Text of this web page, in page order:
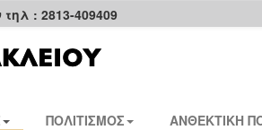
: 2813-409409
ΠΟΛΙΤΙΣΜΟΣ ΑΝΘΕΚΤΙΚΗ